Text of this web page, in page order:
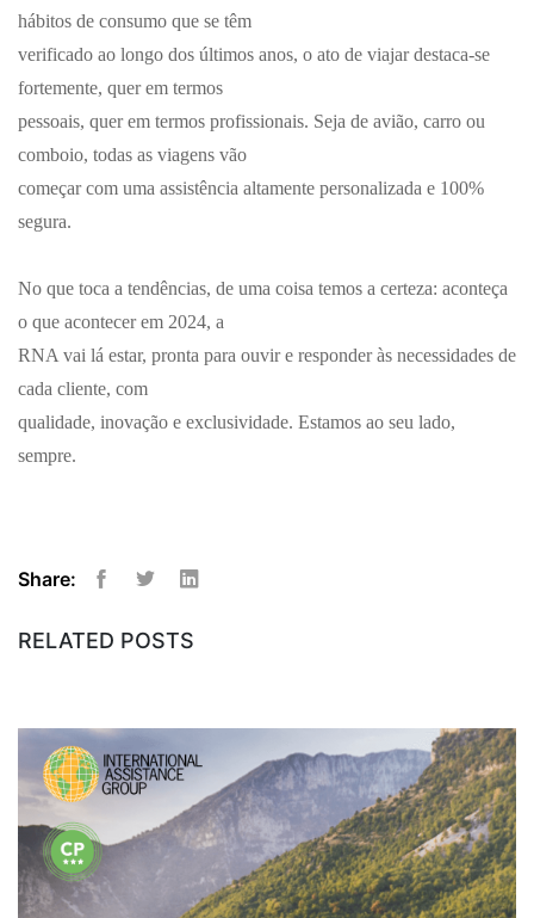
hábitos de consumo que se têm
verificado ao longo dos últimos anos, o ato de viajar destaca-se
fortemente, quer em termos
pessoais, quer em termos profissionais. Seja de avião, carro ou
comboio, todas as viagens vão
começar com uma assistência altamente personalizada e 100%
segura.
No que toca a tendências, de uma coisa temos a certeza: aconteça
o que acontecer em 2024, a
RNA vai lá estar, pronta para ouvir e responder às necessidades de
cada cliente, com
qualidade, inovação e exclusividade. Estamos ao seu lado,
sempre.
Share:
RELATED POSTS